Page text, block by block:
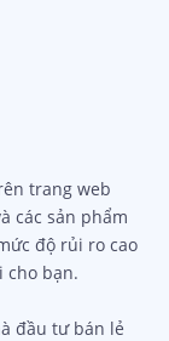
trang web
các sản phẩm
độ rủi ro cao
cho bạn.
đầu tư bán lẻ